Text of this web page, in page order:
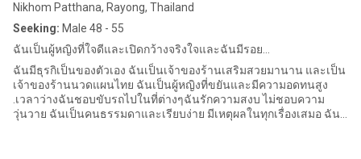
Nikhom Patthana, Rayong, Thailand
Seeking: Male 48 - 55
ฉันเป็นผู้หญิงที่ใจดีและเปิดกว้างจริงใจและฉันมีรอย...
ฉันมีธุรกิเป็นของตัวเอง ฉันเป็นเจ้าของร้านเสริมสวยมานาน และเป็น
เจ้าของร้านนวดแผนไทย ฉันเป็นผู้หญิงที่ขยันและมีความอดทนสูง
.เวลาว่างฉันชอบขับรถไปในที่ต่างๆฉันรักความสงบ ไม่ชอบความ
วุ่นวาย ฉันเป็นคนธรรมดาและเรียบง่าย มีเหตุผลในทุกเรื่องเสมอ ฉัน